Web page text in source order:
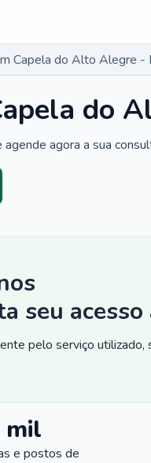
Capela do Alto Alegre -
do
agora a sua
seu acesso
pelo serviço utilizado,
mil
e postos de